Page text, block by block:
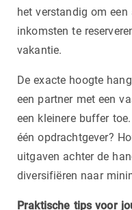
het verstandig om
inkomsten te
vakantie.
De exacte hoogte
een partner met een
een kleinere buffer
één opdrachtgever?
uitgaven achter de
diversifiëren naar
Praktische tips voor